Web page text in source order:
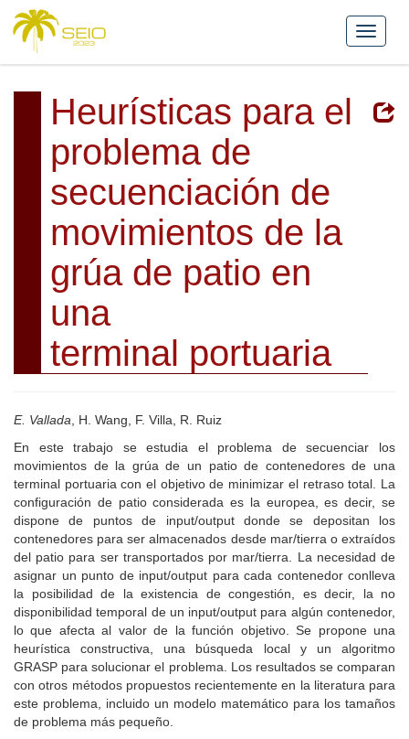
Heurísticas para el
problema de
secuenciación de
movimientos de la
grúa de patio en
una
terminal portuaria
E. Vallada , H. Wang, F. Villa, R. Ruiz
En este trabajo se estudia el problema de secuenciar los
movimientos de la grúa de un patio de contenedores de una
terminal portuaria con el objetivo de minimizar el retraso total. La
configuración de patio considerada es la europea, es decir, se
dispone de puntos de input/output donde se depositan los
contenedores para ser almacenados desde mar/tierra o extraídos
del patio para ser transportados por mar/tierra. La necesidad de
asignar un punto de input/output para cada contenedor conlleva
la posibilidad de la existencia de congestión, es decir, la no
disponibilidad temporal de un input/output para algún contenedor,
lo que afecta al valor de la función objetivo. Se propone una
heurística constructiva, una búsqueda local y un algoritmo
GRASP para solucionar el problema. Los resultados se comparan
con otros métodos propuestos recientemente en la literatura para
este problema, incluido un modelo matemático para los tamaños
de problema más pequeño.